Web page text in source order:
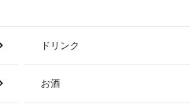
ドリンク
お酒